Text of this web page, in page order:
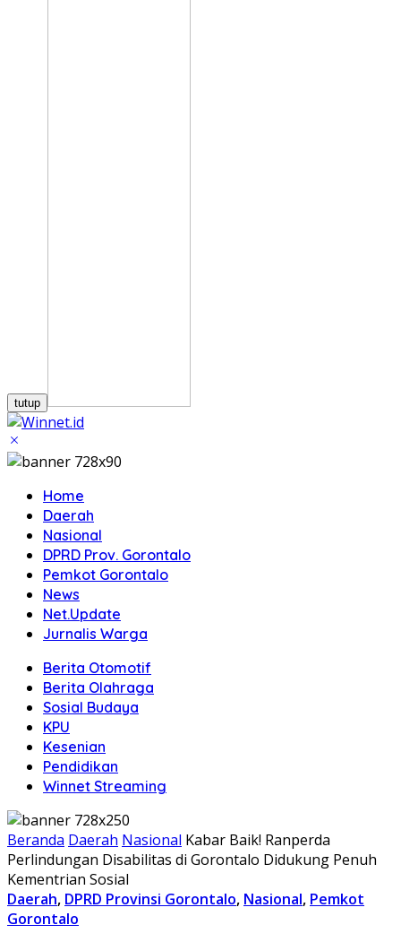
tutup
Home
Daerah
Nasional
DPRD Prov. Gorontalo
Pemkot Gorontalo
News
Net.Update
Jurnalis Warga
Berita Otomotif
Berita Olahraga
Sosial Budaya
KPU
Kesenian
Pendidikan
Winnet Streaming
Beranda Daerah Nasional Kabar Baik! Ranperda
Perlindungan Disabilitas di Gorontalo Didukung Penuh
Kementrian Sosial
Daerah, DPRD Provinsi Gorontalo, Nasional, Pemkot
Gorontalo